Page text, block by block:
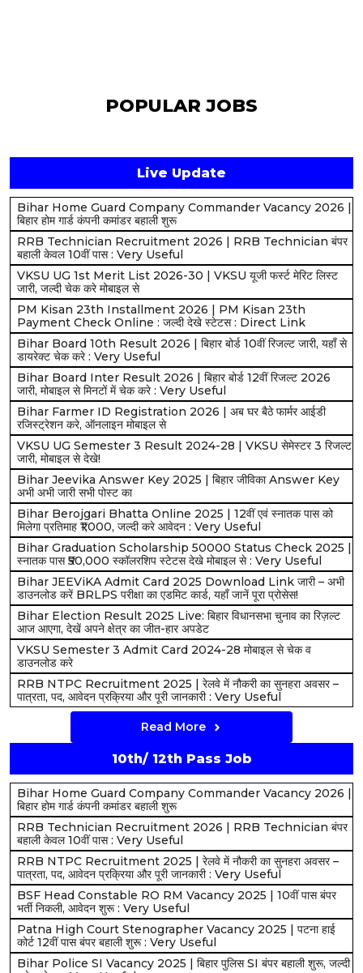
POPULAR JOBS
Live Update
Bihar Home Guard Company Commander Vacancy 2026 |
बिहार होम गार्ड कंपनी कमांडर बहाली शुरू
RRB Technician Recruitment 2026 | RRB Technician बंपर
बहाली केवल 10वीं पास : Very Useful
VKSU UG 1st Merit List 2026-30 | VKSU यूजी फर्स्ट मेरिट लिस्ट
जारी, जल्दी चेक करे मोबाइल से
PM Kisan 23th Installment 2026 | PM Kisan 23th
Payment Check Online : जल्दी देखे स्टेटस : Direct Link
Bihar Board 10th Result 2026 | बिहार बोर्ड 10वीं रिजल्ट जारी, यहाँ से
डायरेक्ट चेक करे : Very Useful
Bihar Board Inter Result 2026 | बिहार बोर्ड 12वीं रिजल्ट 2026
जारी, मोबाइल से मिनटों में चेक करे : Very Useful
Bihar Farmer ID Registration 2026 | अब घर बैठे फार्मर आईडी
रजिस्ट्रेशन करे, ऑनलाइन मोबाइल से
VKSU UG Semester 3 Result 2024-28 | VKSU सेमेस्टर 3 रिजल्ट
जारी, मोबाइल से देखे!
Bihar Jeevika Answer Key 2025 | बिहार जीविका Answer Key
अभी अभी जारी सभी पोस्ट का
Bihar Berojgari Bhatta Online 2025 | 12वीं एवं स्नातक पास को
मिलेगा प्रतिमाह ₹1,000, जल्दी करे आवेदन : Very Useful
Bihar Graduation Scholarship 50000 Status Check 2025 |
स्नातक पास ₹50,000 स्कॉलरशिप स्टेटस देखे मोबाइल से : Very Useful
Bihar JEEViKA Admit Card 2025 Download Link जारी – अभी
डाउनलोड करें BRLPS परीक्षा का एडमिट कार्ड, यहाँ जानें पूरा प्रोसेस!
Bihar Election Result 2025 Live: बिहार विधानसभा चुनाव का रिज़ल्ट
आज आएगा, देखें अपने क्षेत्र का जीत-हार अपडेट
VKSU Semester 3 Admit Card 2024-28 मोबाइल से चेक व
डाउनलोड करे
RRB NTPC Recruitment 2025 | रेलवे में नौकरी का सुनहरा अवसर –
पात्रता, पद, आवेदन प्रक्रिया और पूरी जानकारी : Very Useful
Read More
10th/ 12th Pass Job
Bihar Home Guard Company Commander Vacancy 2026 |
बिहार होम गार्ड कंपनी कमांडर बहाली शुरू
RRB Technician Recruitment 2026 | RRB Technician बंपर
बहाली केवल 10वीं पास : Very Useful
RRB NTPC Recruitment 2025 | रेलवे में नौकरी का सुनहरा अवसर –
पात्रता, पद, आवेदन प्रक्रिया और पूरी जानकारी : Very Useful
BSF Head Constable RO RM Vacancy 2025 | 10वीं पास बंपर
भर्ती निकली, आवेदन शुरू : Very Useful
Patna High Court Stenographer Vacancy 2025 | पटना हाई
कोर्ट 12वीं पास बंपर बहाली शुरू : Very Useful
Bihar Police SI Vacancy 2025 | बिहार पुलिस SI बंपर बहाली शुरू, जल्दी